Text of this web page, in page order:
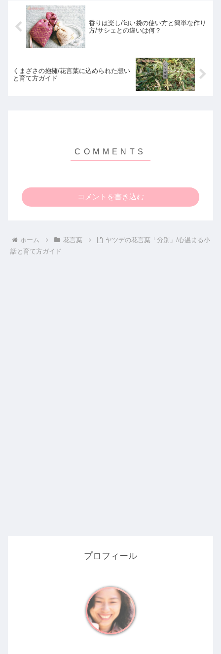
香りは楽し/匂い袋の使い方と簡単な作り
方/サシェとの違いは何？
くまざさの抱擁/花言葉に込められた想い
と育て方ガイド
コメントを書き込む
ホーム 花言葉
ヤツデの花言葉「分別」/心温まる小
話と育て方ガイド
プロフィール